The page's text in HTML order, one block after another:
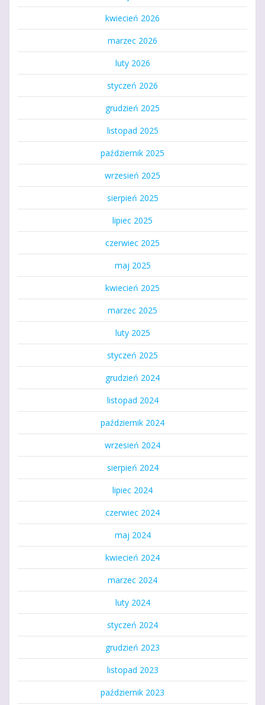
kwiecień 2026
marzec 2026
luty 2026
styczeń 2026
grudzień 2025
listopad 2025
październik 2025
wrzesień 2025
sierpień 2025
lipiec 2025
czerwiec 2025
maj 2025
kwiecień 2025
marzec 2025
luty 2025
styczeń 2025
grudzień 2024
listopad 2024
październik 2024
wrzesień 2024
sierpień 2024
lipiec 2024
czerwiec 2024
maj 2024
kwiecień 2024
marzec 2024
luty 2024
styczeń 2024
grudzień 2023
listopad 2023
październik 2023